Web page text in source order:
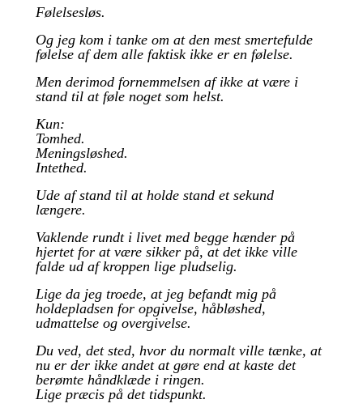
Følelsesløs.
Og jeg kom i tanke om at den mest smertefulde
følelse af dem alle faktisk ikke er en følelse.
Men derimod fornemmelsen af ikke at være i
stand til at føle noget som helst.
Kun:
Tomhed.
Meningsløshed.
Intethed.
Ude af stand til at holde stand et sekund
længere.
Vaklende rundt i livet med begge hænder på
hjertet for at være sikker på, at det ikke ville
falde ud af kroppen lige pludselig.
Lige da jeg troede, at jeg befandt mig på
holdepladsen for opgivelse, håbløshed,
udmattelse og overgivelse.
Du ved, det sted, hvor du normalt ville tænke, at
nu er der ikke andet at gøre end at kaste det
berømte håndklæde i ringen.
Lige præcis på det tidspunkt.